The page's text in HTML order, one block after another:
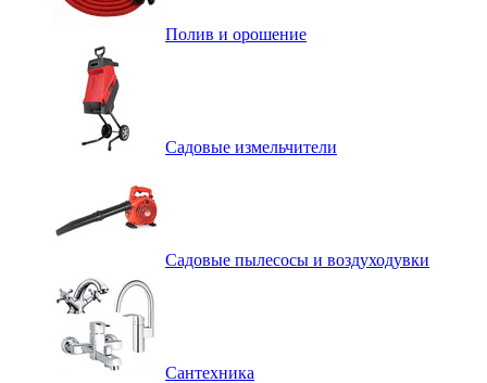
Полив и орошение
Садовые измельчители
Садовые пылесосы и воздуходувки
Сантехника